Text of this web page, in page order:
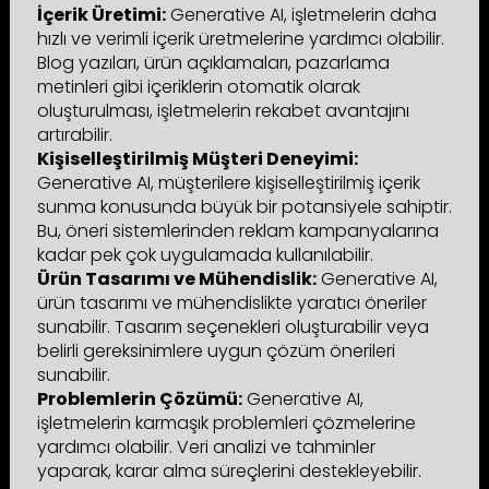
İçerik Üretimi:Generative AI, işletmelerin daha
hızlı ve verimli içerik üretmelerine yardımcı olabilir.
Blog yazıları, ürün açıklamaları, pazarlama
metinleri gibi içeriklerin otomatik olarak
oluşturulması, işletmelerin rekabet avantajını
artırabilir.
Kişiselleştirilmiş Müşteri Deneyimi:
Generative AI, müşterilere kişiselleştirilmiş içerik
sunma konusunda büyük bir potansiyele sahiptir.
Bu, öneri sistemlerinden reklam kampanyalarına
kadar pek çok uygulamada kullanılabilir.
Ürün Tasarımı ve Mühendislik:Generative AI,
ürün tasarımı ve mühendislikte yaratıcı öneriler
sunabilir. Tasarım seçenekleri oluşturabilir veya
belirli gereksinimlere uygun çözüm önerileri
sunabilir.
Problemlerin Çözümü:Generative AI,
işletmelerin karmaşık problemleri çözmelerine
yardımcı olabilir. Veri analizi ve tahminler
yaparak, karar alma süreçlerini destekleyebilir.